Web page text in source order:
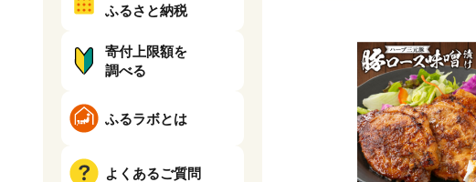
ふるさと納税
寄付上限額を
調べる
ふるラボとは
よくあるご質問